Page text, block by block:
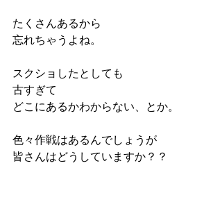
たくさんあるから
忘れちゃうよね。
スクショしたとしても
古すぎて
どこにあるかわからない、とか。
色々作戦はあるんでしょうが
皆さんはどうしていますか？？